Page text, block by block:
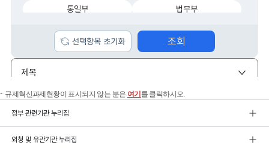
규제혁신과제현황이 표시되지 않는 분은 여기 를 클릭하시오.
정부 관련기관 누리집
외청 및 유관기관 누리집